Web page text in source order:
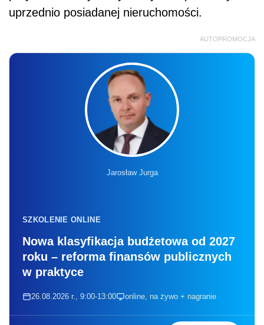
uprzednio posiadanej nieruchomości.
AUTOPROMOCJA
Jarosław Jurga
SZKOLENIE ONLINE
Nowa klasyfikacja budżetowa od 2027
roku – reforma finansów publicznych
w praktyce
26.08.2026 r., 9:00-13:00 online, na żywo + nagranie